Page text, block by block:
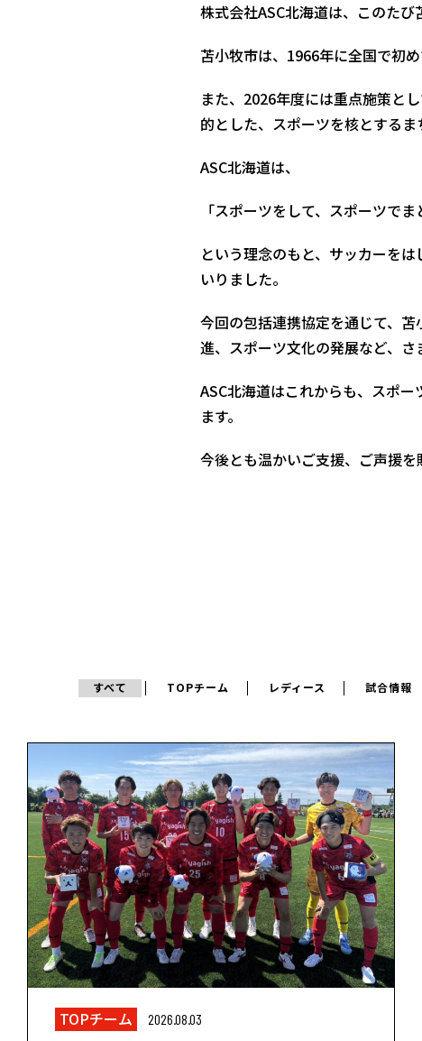
株式会社ASC北海道は、このた
苫小牧市は、1966年に全国で初
また、2026年度には重点施策と
的とした、スポーツを核とするま
ASC北海道は、
「スポーツをして、スポーツで
という理念のもと、サッカーを
いりました。
今回の包括連携協定を通じて、
進、スポーツ文化の発展など、さ
ASC北海道はこれからも、スポ
ます。
今後とも温かいご支援、ご声援を
すべて TOPチーム レディース 試合情報
TOPチーム 2026.08.03